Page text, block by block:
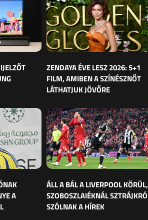
ZENDAYA ÉVE LESZ 2026: 5+1
FILM, AMIBEN A SZÍNÉSZNŐT
LÁTHATJUK JÖVŐRE
A
ÁLL A BÁL A LIVERPOOL KÖRÜL,
SZOBOSZLAIÉKNÁL
SZÓLNAK A HÍREK